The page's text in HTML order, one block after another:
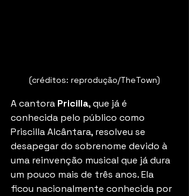
(créditos: reprodução/TheTown)
A cantora Pricilla, que já é
conhecida pelo público como
Priscilla Alcântara, resolveu se
desapegar do sobrenome devido à
uma reinvenção musical que já dura
um pouco mais de três anos. Ela
ficou nacionalmente conhecida por